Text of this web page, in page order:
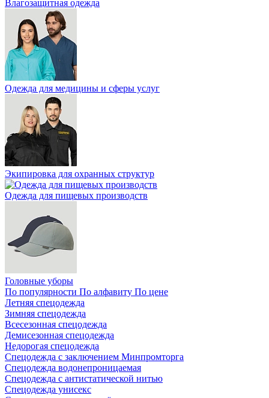
Влагозащитная одежда
Одежда для медицины и сферы услуг
Экипировка для охранных структур
Одежда для пищевых производств
Головные уборы
По популярности По алфавиту По цене
Летняя спецодежда
Зимняя спецодежда
Всесезонная спецодежда
Демисезонная спецодежда
Недорогая спецодежда
Спецодежда с заключением Минпромторга
Спецодежда водонепроницаемая
Спецодежда с антистатической нитью
Спецодежда унисекс